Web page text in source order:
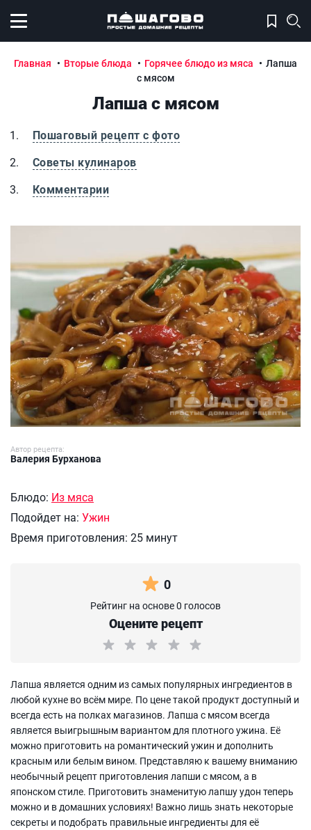
Открыть меню
Главная Вторые блюда Горячее блюдо из мяса
Лапша
с мясом
Лапша с мясом
Пошаговый рецепт с фото
Советы кулинаров
Комментарии
Автор рецепта:
Валерия Бурханова
Блюдо: Из мяса
Подойдет на: Ужин
Время приготовления: 25 минут
0
Рейтинг на основе 0 голосов
Оцените рецепт
Лапша является одним из самых популярных ингредиентов в
любой кухне во всём мире. По цене такой продукт доступный и
всегда есть на полках магазинов. Лапша с мясом всегда
является выигрышным вариантом для плотного ужина. Её
можно приготовить на романтический ужин и дополнить
красным или белым вином. Представляю к вашему вниманию
необычный рецепт приготовления лапши с мясом, а в
японском стиле. Приготовить знаменитую лапшу удон теперь
можно и в домашних условиях! Важно лишь знать некоторые
секреты и подобрать правильные ингредиенты для её